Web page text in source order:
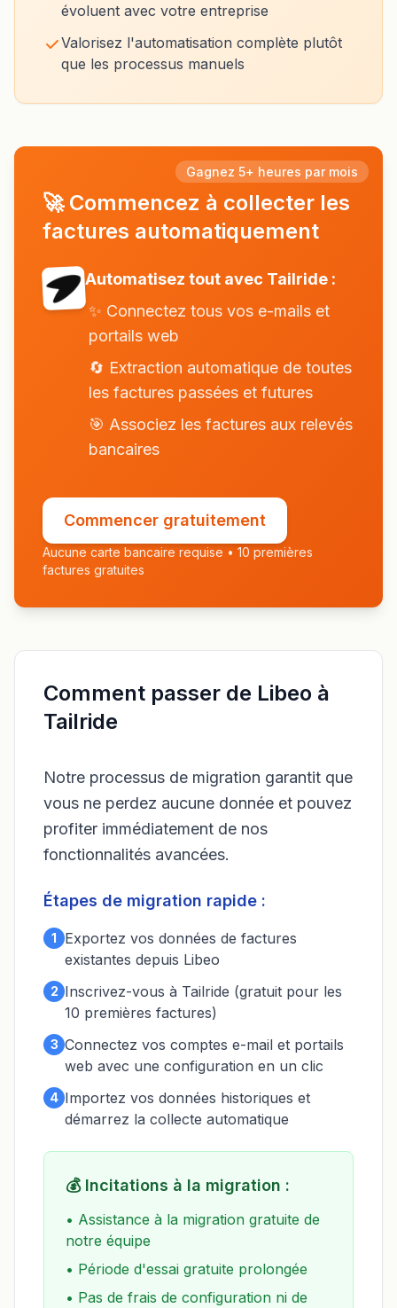
évoluent avec votre entreprise
Valorisez l'automatisation complète plutôt
que les processus manuels
Gagnez 5+ heures par mois
🚀 Commencez à collecter les
factures automatiquement
Automatisez tout avec Tailride :
✨ Connectez tous vos e-mails et
portails web
🔄 Extraction automatique de toutes
les factures passées et futures
🎯 Associez les factures aux relevés
bancaires
Commencer gratuitement
Aucune carte bancaire requise • 10 premières
factures gratuites
Comment passer de Libeo à
Tailride
Notre processus de migration garantit que
vous ne perdez aucune donnée et pouvez
profiter immédiatement de nos
fonctionnalités avancées.
Étapes de migration rapide :
1
Exportez vos données de factures
existantes depuis Libeo
2 Inscrivez-vous à Tailride (gratuit pour les
10 premières factures)
3 Connectez vos comptes e-mail et portails
web avec une configuration en un clic
4 Importez vos données historiques et
démarrez la collecte automatique
💰 Incitations à la migration :
• Assistance à la migration gratuite de
notre équipe
• Période d'essai gratuite prolongée
• Pas de frais de configuration ni de